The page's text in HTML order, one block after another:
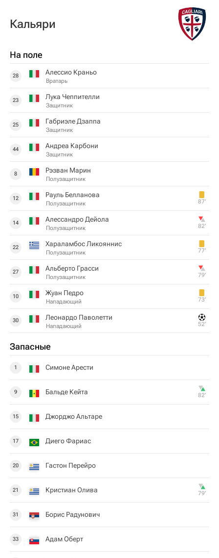
Кальяри
На поле
28 Алессио Краньо
Вратарь
23 Лука Чеппителли
Защитник
25 Габриэле Дзаппа
Защитник
44 Андреа Карбони
Защитник
8 Рэзван Марин
Полузащитник
12 Рауль Белланова
Полузащитник 87‎’‎
14 Алессандро Дейола
Полузащитник 82‎’‎
22 Хараламбос Ликояннис
Полузащитник 77‎’‎
27 Альберто Грасси
Полузащитник 79‎’‎
10 Жуан Педро
Нападающий 73‎’‎
30 Леонардо Паволетти
Нападающий 52‎’‎
Запасные
1 Симоне Арести
9 Бальде Кейта 82‎’‎
15 Джорджо Альтаре
17 Диего Фариас
20 Гастон Перейро
21 Кристиан Олива 79‎’‎
31 Борис Радунович
33 Адам Оберт